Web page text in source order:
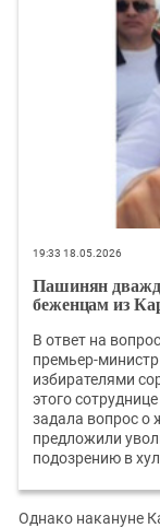
19:33 18.05.2026
Пашинян
беженцам из
В ответ на
премьер-
избирателями
этого
задала вопрос о
предложили
подозрению в
Однако накануне